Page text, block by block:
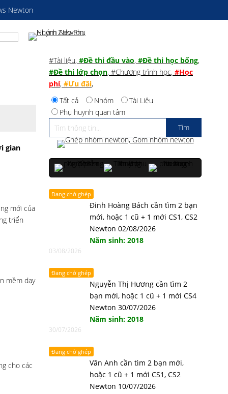
Newton
gian
mới của
triển
mềm dạy
cho các
#Tài liệu, #Đề thi đầu vào, #Đề thi học bổng,
#Đề thi lớp chọn, #Chương trình học, #Học
phí, #Ưu đãi,
Tất cả
Nhóm
Tài Liệu
Phụ huynh quan tâm
Đang chờ ghép
Đinh Hoàng Bách cần tìm 2 bạn
mới, hoặc 1 cũ + 1 mới CS1, CS2
Newton 02/08/2026
Năm sinh: 2018
03/08/2026
Đang chờ ghép
Nguyễn Thị Hương cần tìm 2
bạn mới, hoặc 1 cũ + 1 mới CS4
Newton 30/07/2026
Năm sinh: 2018
30/07/2026
Đang chờ ghép
Vân Anh cần tìm 2 bạn mới,
hoặc 1 cũ + 1 mới CS1, CS2
Newton 10/07/2026